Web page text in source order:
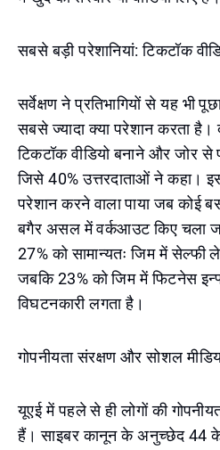
सबसे बड़ी परेशानियां: टिकटॉक
सर्वेक्षण ने प्रतिभागियों से यह भी
सबसे ज्यादा क्या परेशान करता है।
टिकटॉक वीडियो बनाने और जोर से
जिसे 40% उत्तरदाताओं ने कहा।
परेशान करने वाला पाया जब कोई
बगैर असल में वर्कआउट किए चला
27% को सामान्यतः जिम में सेल्फी
जबकि 23% को जिम में फिटनेस
विघटनकारी लगता है।
गोपनीयता संरक्षण और सोशल
यूएई में पहले से ही लोगों की
हैं। साइबर कानून के अनुच्छेद 44 के